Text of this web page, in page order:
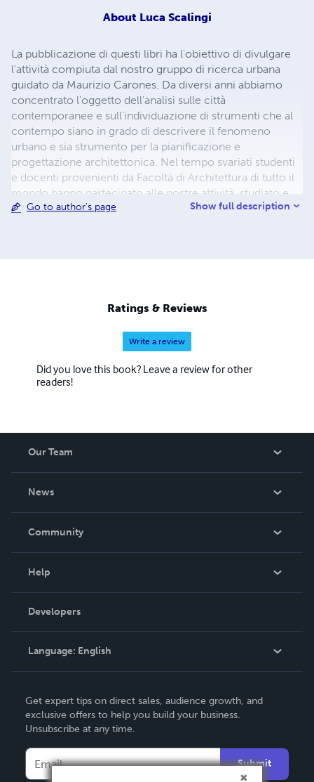
About Luca Scalingi
La pubblicazione di questi libri ha l'obiettivo di divulgare
l'attività compiuta dal nostro gruppo di ricerca urbana
guidato da Maurizio Carones. Da diversi anni abbiamo
concentrato l'oggetto dell'analisi sulle città
contemporanee e sull'individuazione di strumenti che al
contempo siano in grado di descrivere il fenomeno
urbano e sia strumento per la pianificazione e
progettazione architettonica. Nel tempo svariati studenti
e docenti provenienti da Facoltà di Architettura di tutto il
mondo hanno partecipato alle nostre attività, studiato e
sperimentato la metodologia che proponiamo. Alcuni di
Go to author's page Show full description
Ratings & Reviews
Write a review
Did you love this book? Leave a review for other
readers!
Our Team
News
In The News
Community
Podcast
Help
Order Lookup
Knowledge Base
Contact Support
Developers
Language: English
Deutsch
Français
Get expert tips on direct sales, audience growth, and
exclusive offers to help you build your business.
Unsubscribe at any time.
Submit